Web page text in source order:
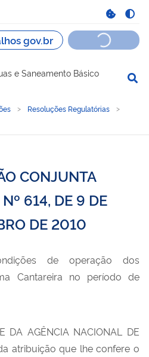
e Saneamento Básico
Resoluções Regulatórias
CONJUNTA
614, DE 9 DE
DE 2010
de operação dos
Cantareira no período de
DA AGÊNCIA NACIONAL DE
atribuição que lhe confere o